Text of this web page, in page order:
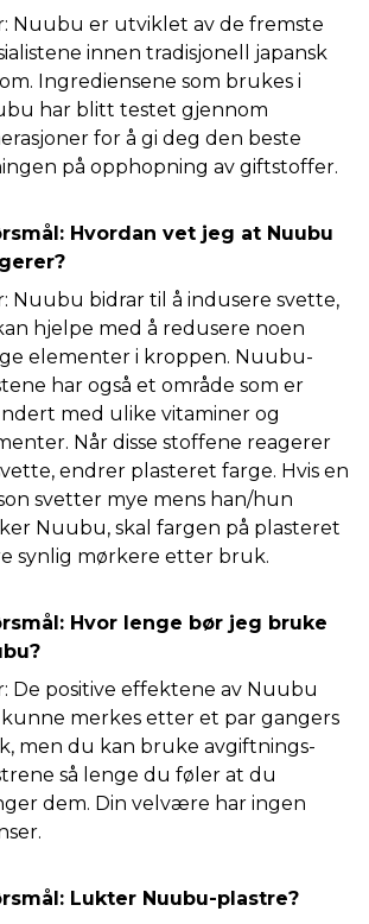
Nuubu er utviklet av de fremste
innen tradisjonell japansk
Ingrediensene som brukes i
har blitt testet gjennom
for å gi deg den beste
på opphopning av giftstoffer.
Hvordan vet jeg at Nuubu
Nuubu bidrar til å indusere svette,
hjelpe med å redusere noen
elementer i kroppen. Nuubu-
har også et område som er
med ulike vitaminer og
Når disse stoffene reagerer
endrer plasteret farge. Hvis en
svetter mye mens han/hun
Nuubu, skal fargen på plasteret
synlig mørkere etter bruk.
Hvor lenge bør jeg bruke
De positive effektene av Nuubu
merkes etter et par gangers
men du kan bruke avgiftnings-
så lenge du føler at du
dem. Din velvære har ingen
Lukter Nuubu-plastre?